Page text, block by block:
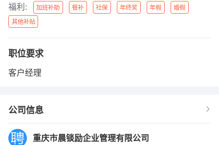
福利:
加班补助 餐补 社保 年终奖 年假 婚假
其他补贴
职位要求
客户经理
公司信息
重庆市晨锬励企业管理有限公司